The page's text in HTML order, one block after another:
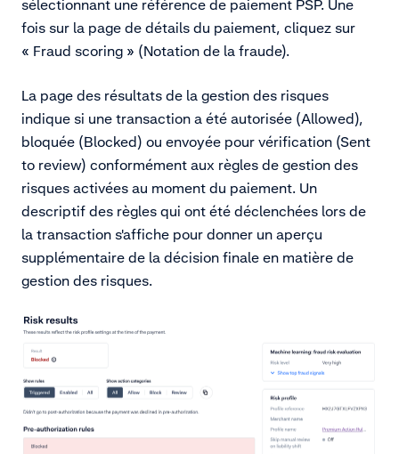
sélectionnant une référence de paiement PSP. Une
fois sur la page de détails du paiement, cliquez sur
« Fraud scoring » (Notation de la fraude).
La page des résultats de la gestion des risques
indique si une transaction a été autorisée (Allowed),
bloquée (Blocked) ou envoyée pour vérification (Sent
to review) conformément aux règles de gestion des
risques activées au moment du paiement. Un
descriptif des règles qui ont été déclenchées lors de
la transaction s'affiche pour donner un aperçu
supplémentaire de la décision finale en matière de
gestion des risques.